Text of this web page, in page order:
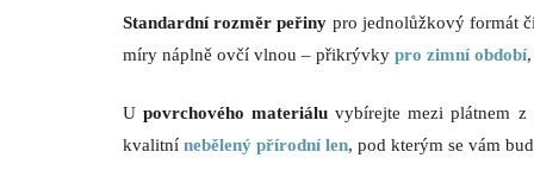
Standardní rozměr peřiny pro jednolůžkový formát
míry náplně ovčí vlnou – přikrývky pro zimní období
Upovrchového materiáluvybírejte mezi plátnem z
kvalitní nebělený přírodní len, pod kterým se vám